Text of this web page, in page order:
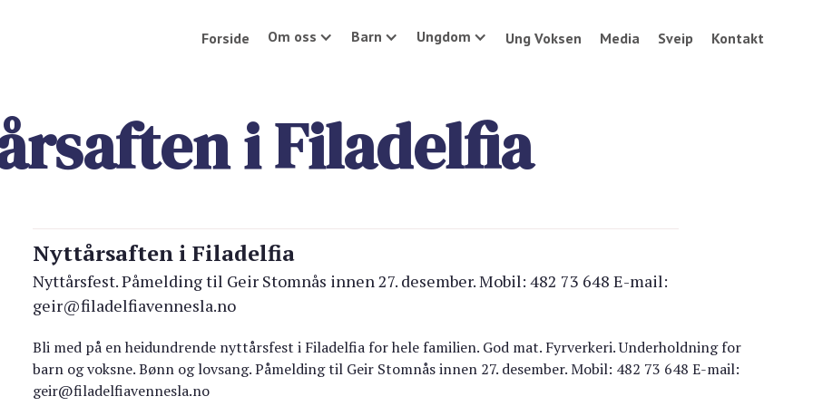
Forside Om oss Barn Ungdom Ung Voksen Media Sveip Kontakt
i Filadelfia
Nyttårsaften i Filadelfia
Nyttårsfest. Påmelding til Geir Stomnås innen 27. desember. Mobil: 482 73 648 E-mail:
geir@filadelfiavennesla.no
Bli med på en heidundrende nyttårsfest i Filadelfia for hele familien. God mat. Fyrverkeri. Underholdning for
barn og voksne. Bønn og lovsang. Påmelding til Geir Stomnås innen 27. desember. Mobil: 482 73 648 E-mail:
geir@filadelfiavennesla.no